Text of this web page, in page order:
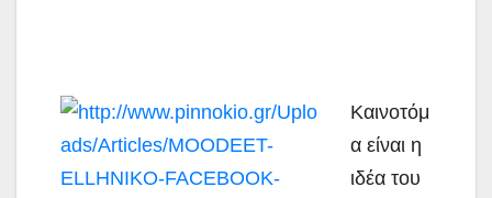
Καινοτόμ
α είναι η
ιδέα του